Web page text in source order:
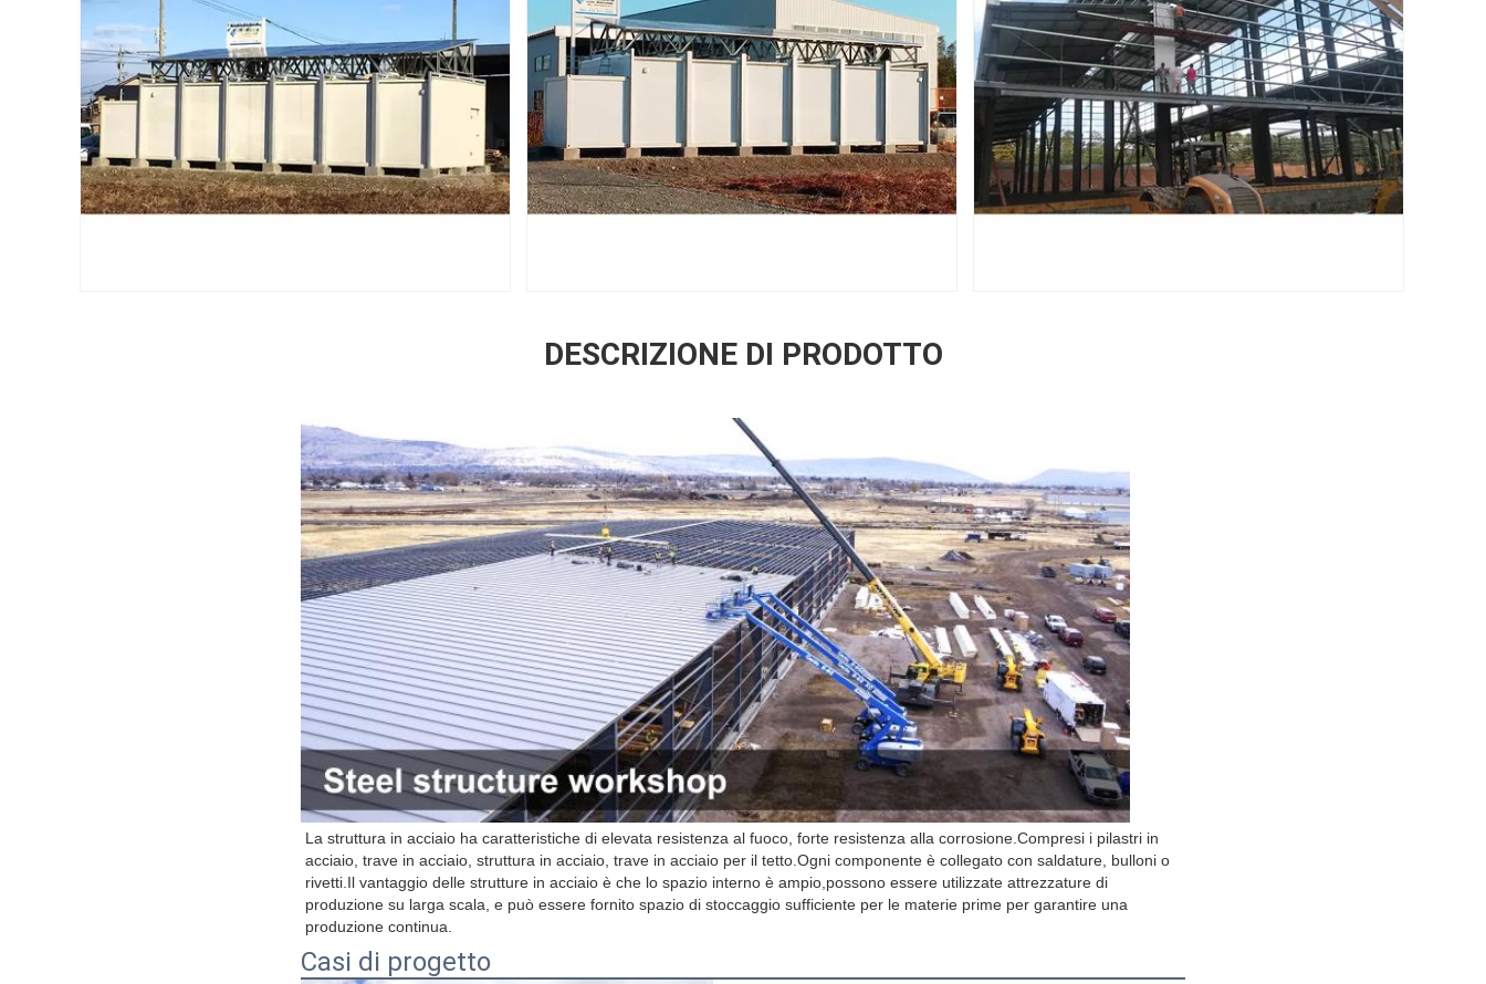
INVIA
DESCRIZIONE DI PRODOTTO
La struttura in acciaio ha caratteristiche di elevata resistenza al fuoco, forte resistenza alla corrosione.Compresi i pilastri in
acciaio, trave in acciaio, struttura in acciaio, trave in acciaio per il tetto.Ogni componente è collegato con saldature, bulloni o
rivetti.Il vantaggio delle strutture in acciaio è che lo spazio interno è ampio,possono essere utilizzate attrezzature di
produzione su larga scala, e può essere fornito spazio di stoccaggio sufficiente per le materie prime per garantire una
produzione continua.
Casi di progetto